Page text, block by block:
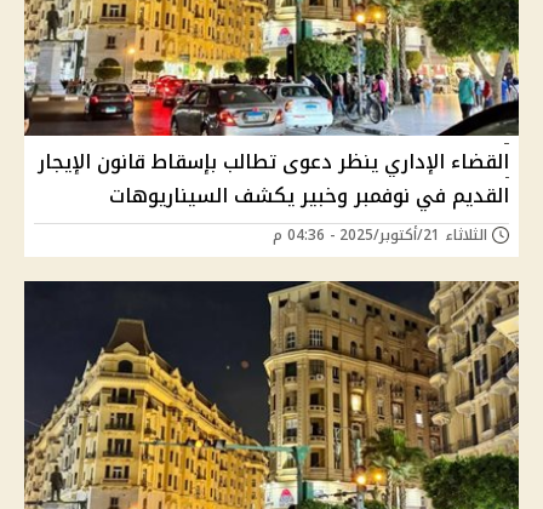
القضاء الإداري ينظر دعوى تطالب بإسقاط قانون الإيجار
القديم في نوفمبر وخبير يكشف السيناريوهات
الثلاثاء 21/أكتوبر/2025 - 04:36 م